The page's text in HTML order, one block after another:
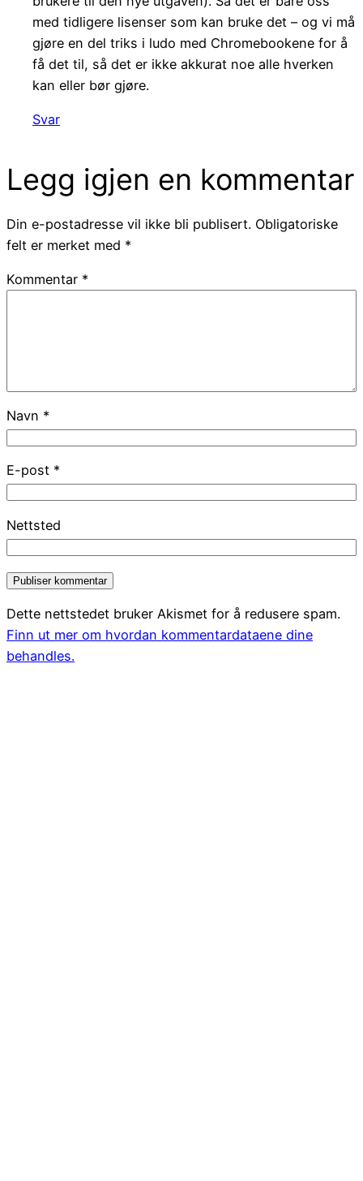
med tidligere lisenser som kan bruke det – og vi må
gjøre en del triks i ludo med Chromebookene for å
få det til, så det er ikke akkurat noe alle hverken
kan eller bør gjøre.
Svar
Legg igjen en kommentar
Din e-postadresse vil ikke bli publisert. Obligatoriske
felt er merket med *
Kommentar *
Navn *
E-post *
Nettsted
Dette nettstedet bruker Akismet for å redusere spam.
Finn ut mer om hvordan kommentardataene dine
behandles.